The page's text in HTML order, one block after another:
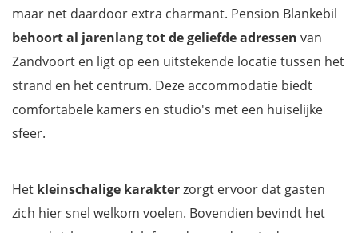
maar net daardoor extra charmant. Pension Blankebil
behoort al jarenlang tot de geliefde adressen van
Zandvoort en ligt op een uitstekende locatie tussen het
strand en het centrum. Deze accommodatie biedt
comfortabele kamers en studio's met een huiselijke
sfeer.
Het kleinschalige karakterzorgt ervoor dat gasten
zich hier snel welkom voelen. Bovendien bevindt het